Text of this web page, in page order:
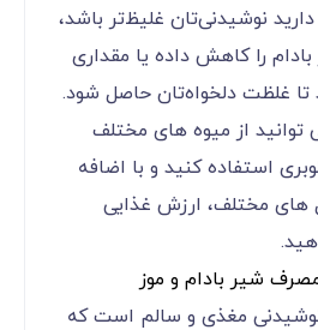
نوشیدنی‌تان غلیظ‌تر باشد،
را کاهش داده یا مقداری
تا غلظت دلخواه‌تان حاصل شود.
توانید از میوه‌ های مختلف
استفاده کنید و با اضافه
‌های مختلف، ارزش غذایی
شیر بادام و موز
مغذی و سالم است که